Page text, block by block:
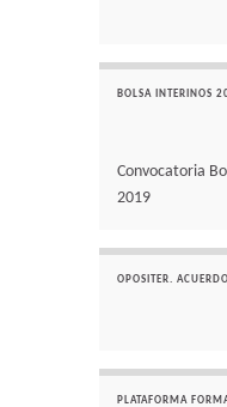
BOLSA INTERINOS
Convocatoria
2019
OPOSITER.
PLATAFORMA